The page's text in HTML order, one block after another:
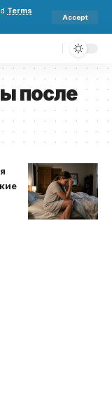
Terms
Accept
после